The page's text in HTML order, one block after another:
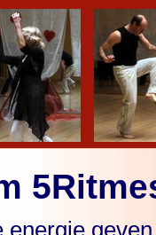
energie